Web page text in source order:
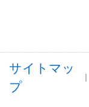
サイトマッ
プ